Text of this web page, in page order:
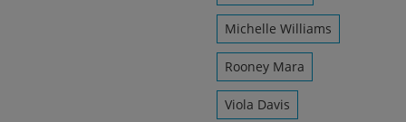
Michelle Williams
Rooney Mara
Viola Davis